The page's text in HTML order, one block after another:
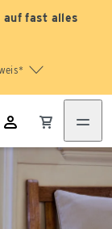
auf fast alles